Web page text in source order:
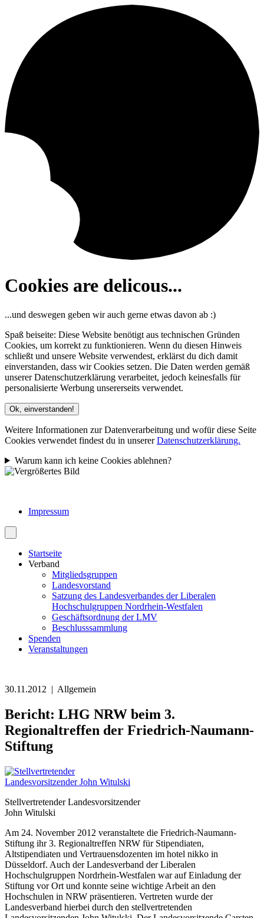
Cookies are delicous...
...und deswegen geben wir auch gerne etwas davon ab :)
Spaß beiseite: Diese Website benötigt aus technischen Gründen
Cookies, um korrekt zu funktionieren. Wenn du diesen Hinweis
schließt und unsere Website verwendest, erklärst du dich damit
einverstanden, dass wir Cookies setzen. Die Daten werden gemäß
unserer Datenschutzerklärung verarbeitet, jedoch keinesfalls für
personalisierte Werbung unsererseits verwendet.
Ok, einverstanden!
Weitere Informationen zur Datenverarbeitung und wofür diese Seite
Cookies verwendet findest du in unsererDatenschutzerklärung.
Warum kann ich keine Cookies ablehnen?
Impressum
Startseite
Verband
Mitgliedsgruppen
Landesvorstand
Satzung des Landesverbandes der Liberalen
Hochschulgruppen Nordrhein-Westfalen
Geschäftsordnung der LMV
Beschlusssammlung
Spenden
Veranstaltungen
30.11.2012 | Allgemein
Bericht: LHG NRW beim 3.
Regionaltreffen der Friedrich-Naumann-
Stiftung
Stellvertretender Landesvorsitzender
John Witulski
Am 24. November 2012 veranstaltete die Friedrich-Naumann-
Stiftung ihr 3. Regionaltreffen NRW für Stipendiaten,
Altstipendiaten und Vertrauensdozenten im hotel nikko in
Düsseldorf. Auch der Landesverband der Liberalen
Hochschulgruppen Nordrhein-Westfalen war auf Einladung der
Stiftung vor Ort und konnte seine wichtige Arbeit an den
Hochschulen in NRW präsentieren. Vertreten wurde der
Landesverband hierbei durch den stellvertretenden